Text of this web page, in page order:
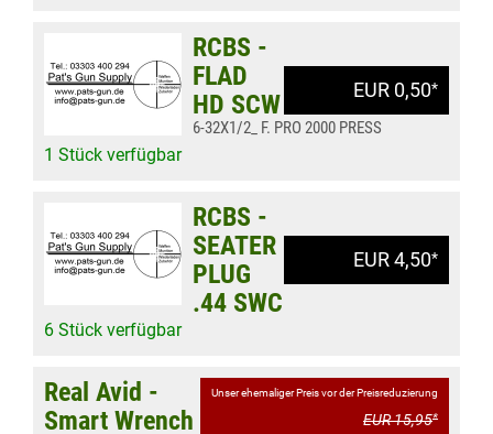
EUR 0,50*
RCBS -
FLAD
HD SCW
6-32X1/2_ F. PRO 2000 PRESS
1 Stück verfügbar
EUR 4,50*
RCBS -
SEATER
PLUG
.44 SWC
6 Stück verfügbar
Unser ehemaliger Preis vor der Preisreduzierung
EUR 15,95*
Real Avid -
Smart Wrench